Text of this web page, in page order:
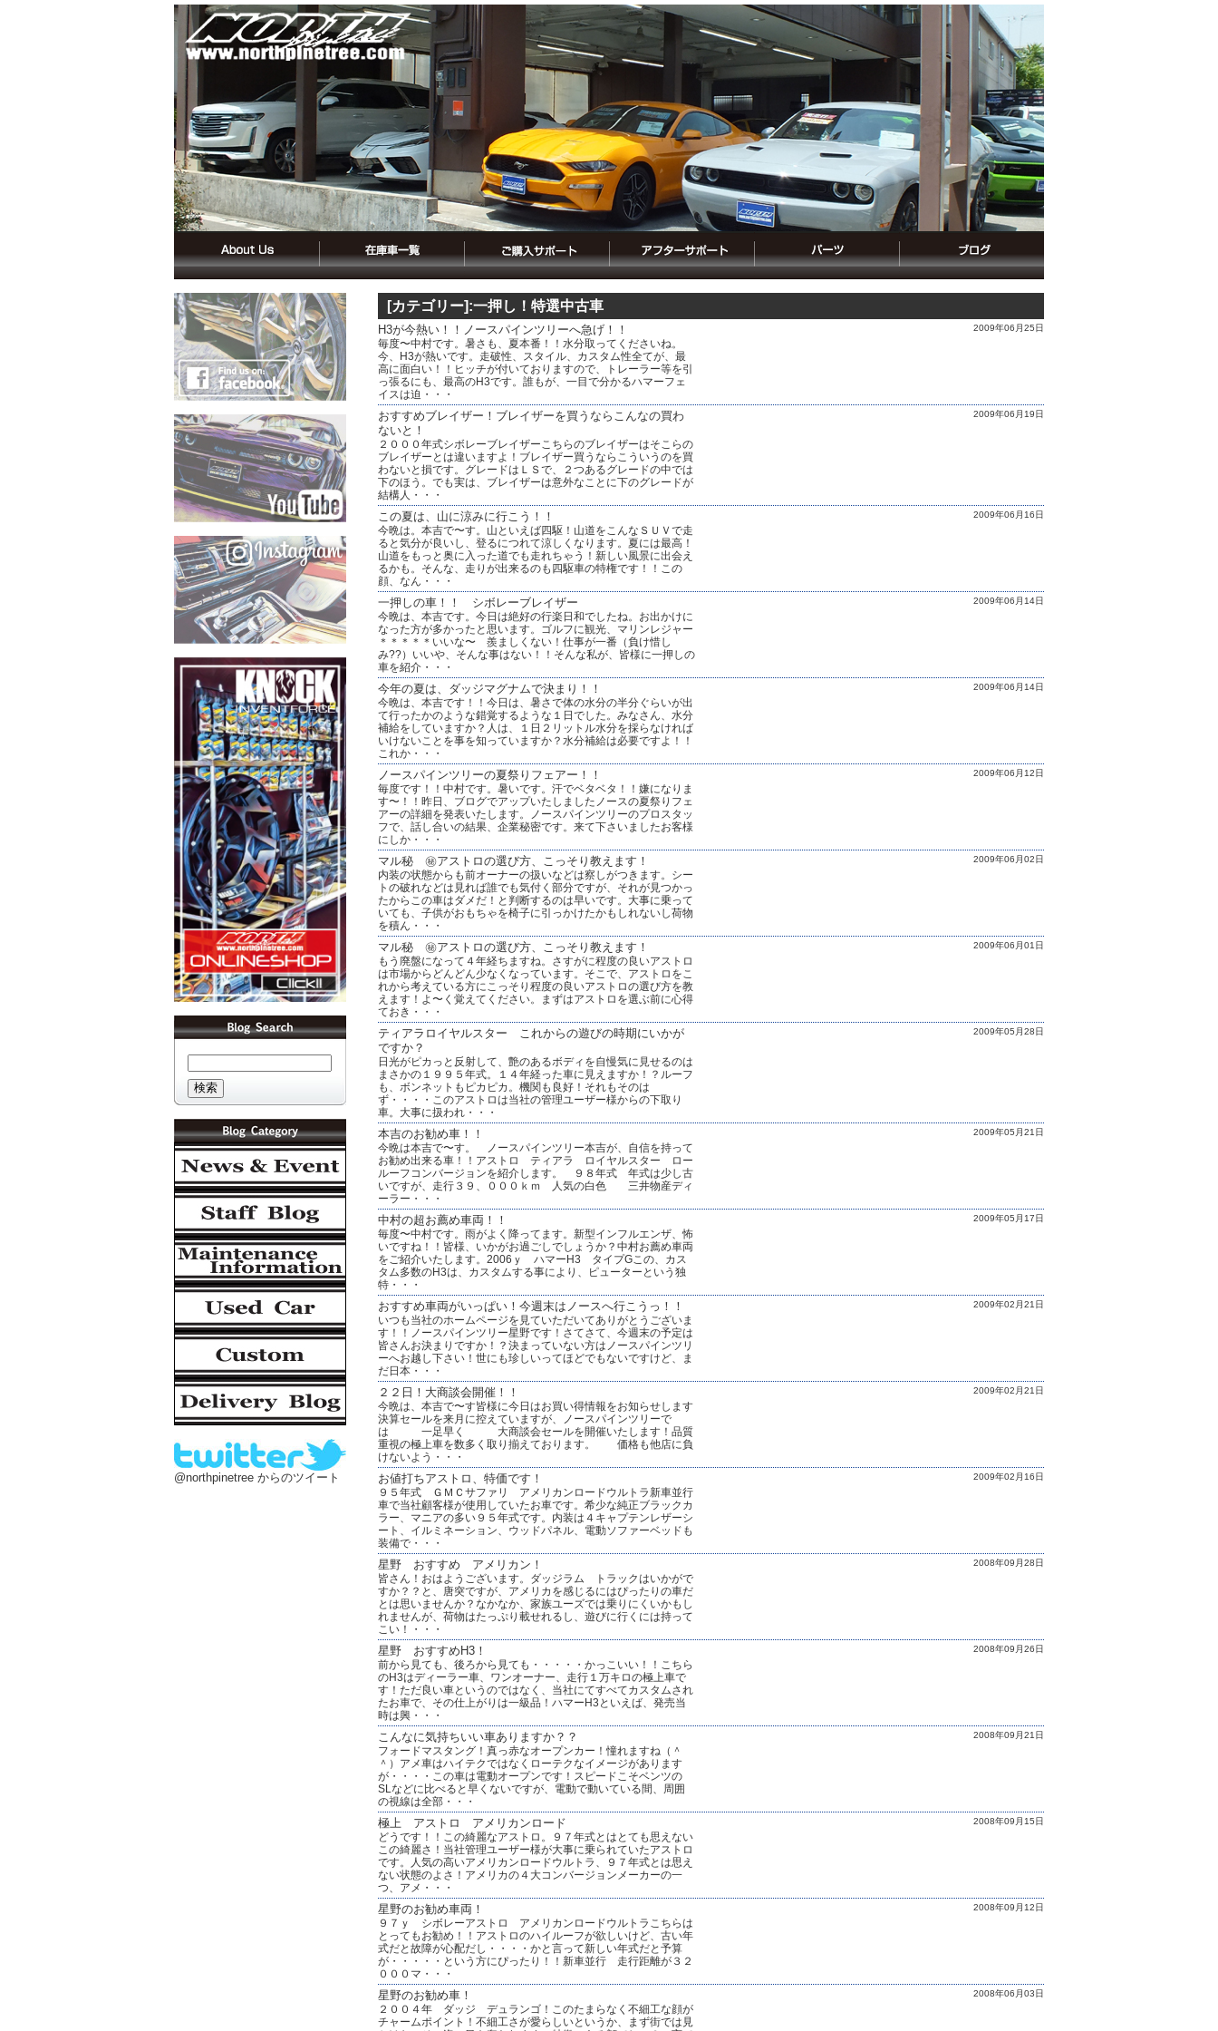
@northpinetree からのツイート
[カテゴリー]:一押し！特選中古車
H3が今熱い！！ノースパインツリーへ急げ！！
毎度〜中村です。暑さも、夏本番！！水分取ってくださいね。
今、H3が熱いです。走破性、スタイル、カスタム性全てが、最
高に面白い！！ヒッチが付いておりますので、トレーラー等を引
っ張るにも、最高のH3です。誰もが、一目で分かるハマーフェ
イスは迫・・・
2009年06月25日
おすすめブレイザー！ブレイザーを買うならこんなの買わ
ないと！
２０００年式シボレーブレイザーこちらのブレイザーはそこらの
ブレイザーとは違いますよ！ブレイザー買うならこういうのを買
わないと損です。グレードはＬＳで、２つあるグレードの中では
下のほう。でも実は、ブレイザーは意外なことに下のグレードが
結構人・・・
2009年06月19日
この夏は、山に涼みに行こう！！
今晩は。本吉で〜す。山といえば四駆！山道をこんなＳＵＶで走
ると気分が良いし、登るにつれて涼しくなります。夏には最高！
山道をもっと奥に入った道でも走れちゃう！新しい風景に出会え
るかも。そんな、走りが出来るのも四駆車の特権です！！この
顔、なん・・・
2009年06月16日
一押しの車！！ シボレーブレイザー
今晩は、本吉です。今日は絶好の行楽日和でしたね。お出かけに
なった方が多かったと思います。ゴルフに観光、マリンレジャー
＊＊＊＊＊いいな〜 羨ましくない！仕事が一番（負け惜し
み??）いいや、そんな事はない！！そんな私が、皆様に一押しの
車を紹介・・・
2009年06月14日
今年の夏は、ダッジマグナムで決まり！！
今晩は、本吉です！！今日は、暑さで体の水分の半分ぐらいが出
て行ったかのような錯覚するような１日でした。みなさん、水分
補給をしていますか？人は、１日２リットル水分を採らなければ
いけないことを事を知っていますか？水分補給は必要ですよ！！
これか・・・
2009年06月14日
ノースパインツリーの夏祭りフェアー！！
毎度です！！中村です。暑いです。汗でベタベタ！！嫌になりま
す〜！！昨日、ブログでアップいたしましたノースの夏祭りフェ
アーの詳細を発表いたします。ノースパインツリーのプロスタッ
フで、話し合いの結果、企業秘密です。来て下さいましたお客様
にしか・・・
2009年06月12日
マル秘 ㊙アストロの選び方、こっそり教えます！
内装の状態からも前オーナーの扱いなどは察しがつきます。シー
トの破れなどは見れば誰でも気付く部分ですが、それが見つかっ
たからこの車はダメだ！と判断するのは早いです。大事に乗って
いても、子供がおもちゃを椅子に引っかけたかもしれないし荷物
を積ん・・・
2009年06月02日
マル秘 ㊙アストロの選び方、こっそり教えます！
もう廃盤になって４年経ちますね。さすがに程度の良いアストロ
は市場からどんどん少なくなっています。そこで、アストロをこ
れから考えている方にこっそり程度の良いアストロの選び方を教
えます！よ〜く覚えてください。まずはアストロを選ぶ前に心得
ておき・・・
2009年06月01日
ティアラロイヤルスター これからの遊びの時期にいかが
ですか？
日光がピカっと反射して、艶のあるボディを自慢気に見せるのは
まさかの１９９５年式。１４年経った車に見えますか！？ルーフ
も、ボンネットもピカピカ。機関も良好！それもそのは
ず・・・・このアストロは当社の管理ユーザー様からの下取り
車。大事に扱われ・・・
2009年05月28日
本吉のお勧め車！！
今晩は本吉で〜す。 ノースパインツリー本吉が、自信を持って
お勧め出来る車！！アストロ ティアラ ロイヤルスター ロー
ルーフコンバージョンを紹介します。 ９８年式 年式は少し古
いですが、走行３９、０００ｋｍ 人気の白色 三井物産ディ
ーラー・・・
2009年05月21日
中村の超お薦め車両！！
毎度〜中村です。雨がよく降ってます。新型インフルエンザ、怖
いですね！！皆様、いかがお過ごしでしょうか？中村お薦め車両
をご紹介いたします。2006ｙ ハマーH3 タイプGこの、カス
タム多数のH3は、カスタムする事により、ピューターという独
特・・・
2009年05月17日
おすすめ車両がいっぱい！今週末はノースへ行こうっ！！
いつも当社のホームページを見ていただいてありがとうございま
す！！ノースパインツリー星野です！さてさて、今週末の予定は
皆さんお決まりですか！？決まっていない方はノースパインツリ
ーへお越し下さい！世にも珍しいってほどでもないですけど、ま
だ日本・・・
2009年02月21日
２２日！大商談会開催！！
今晩は、本吉で〜す皆様に今日はお買い得情報をお知らせします
決算セールを来月に控えていますが、ノースパインツリーで
は 一足早く 大商談会セールを開催いたします！品質
重視の極上車を数多く取り揃えております。 価格も他店に負
けないよう・・・
2009年02月21日
お値打ちアストロ、特価です！
９５年式 ＧＭＣサファリ アメリカンロードウルトラ新車並行
車で当社顧客様が使用していたお車です。希少な純正ブラックカ
ラー、マニアの多い９５年式です。内装は４キャプテンレザーシ
ート、イルミネーション、ウッドパネル、電動ソファーベッドも
装備で・・・
2009年02月16日
星野 おすすめ アメリカン！
皆さん！おはようございます。ダッジラム トラックはいかがで
すか？？と、唐突ですが、アメリカを感じるにはぴったりの車だ
とは思いませんか？なかなか、家族ユーズでは乗りにくいかもし
れませんが、荷物はたっぷり載せれるし、遊びに行くには持って
こい！・・・
2008年09月28日
星野 おすすめH3！
前から見ても、後ろから見ても・・・・・かっこいい！！こちら
のH3はディーラー車、ワンオーナー、走行１万キロの極上車で
す！ただ良い車というのではなく、当社にてすべてカスタムされ
たお車で、その仕上がりは一級品！ハマーH3といえば、発売当
時は興・・・
2008年09月26日
こんなに気持ちいい車ありますか？？
フォードマスタング！真っ赤なオープンカー！憧れますね（＾
＾）アメ車はハイテクではなくローテクなイメージがあります
が・・・・この車は電動オープンです！スピードこそベンツの
SLなどに比べると早くないですが、電動で動いている間、周囲
の視線は全部・・・
2008年09月21日
極上 アストロ アメリカンロード
どうです！！この綺麗なアストロ。９７年式とはとても思えない
この綺麗さ！当社管理ユーザー様が大事に乗られていたアストロ
です。人気の高いアメリカンロードウルトラ、９７年式とは思え
ない状態のよさ！アメリカの４大コンバージョンメーカーの一
つ、アメ・・・
2008年09月15日
星野のお勧め車両！
９７ｙ シボレーアストロ アメリカンロードウルトラこちらは
とってもお勧め！！アストロのハイルーフが欲しいけど、古い年
式だと故障が心配だし・・・・かと言って新しい年式だと予算
が・・・・・という方にぴったり！！新車並行 走行距離が３２
０００マ・・・
2008年09月12日
星野のお勧め車！
２００４年 ダッジ デュランゴ！このたまらなく不細工な顔が
チャームポイント！不細工さが愛らしいというか、まず街では見
2008年06月03日